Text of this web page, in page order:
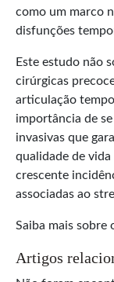
como um marco
disfunções
Este estudo não
cirúrgicas
articulação
importância de
invasivas que
qualidade de
crescente
associadas ao
Saiba mais sobre
Artigos